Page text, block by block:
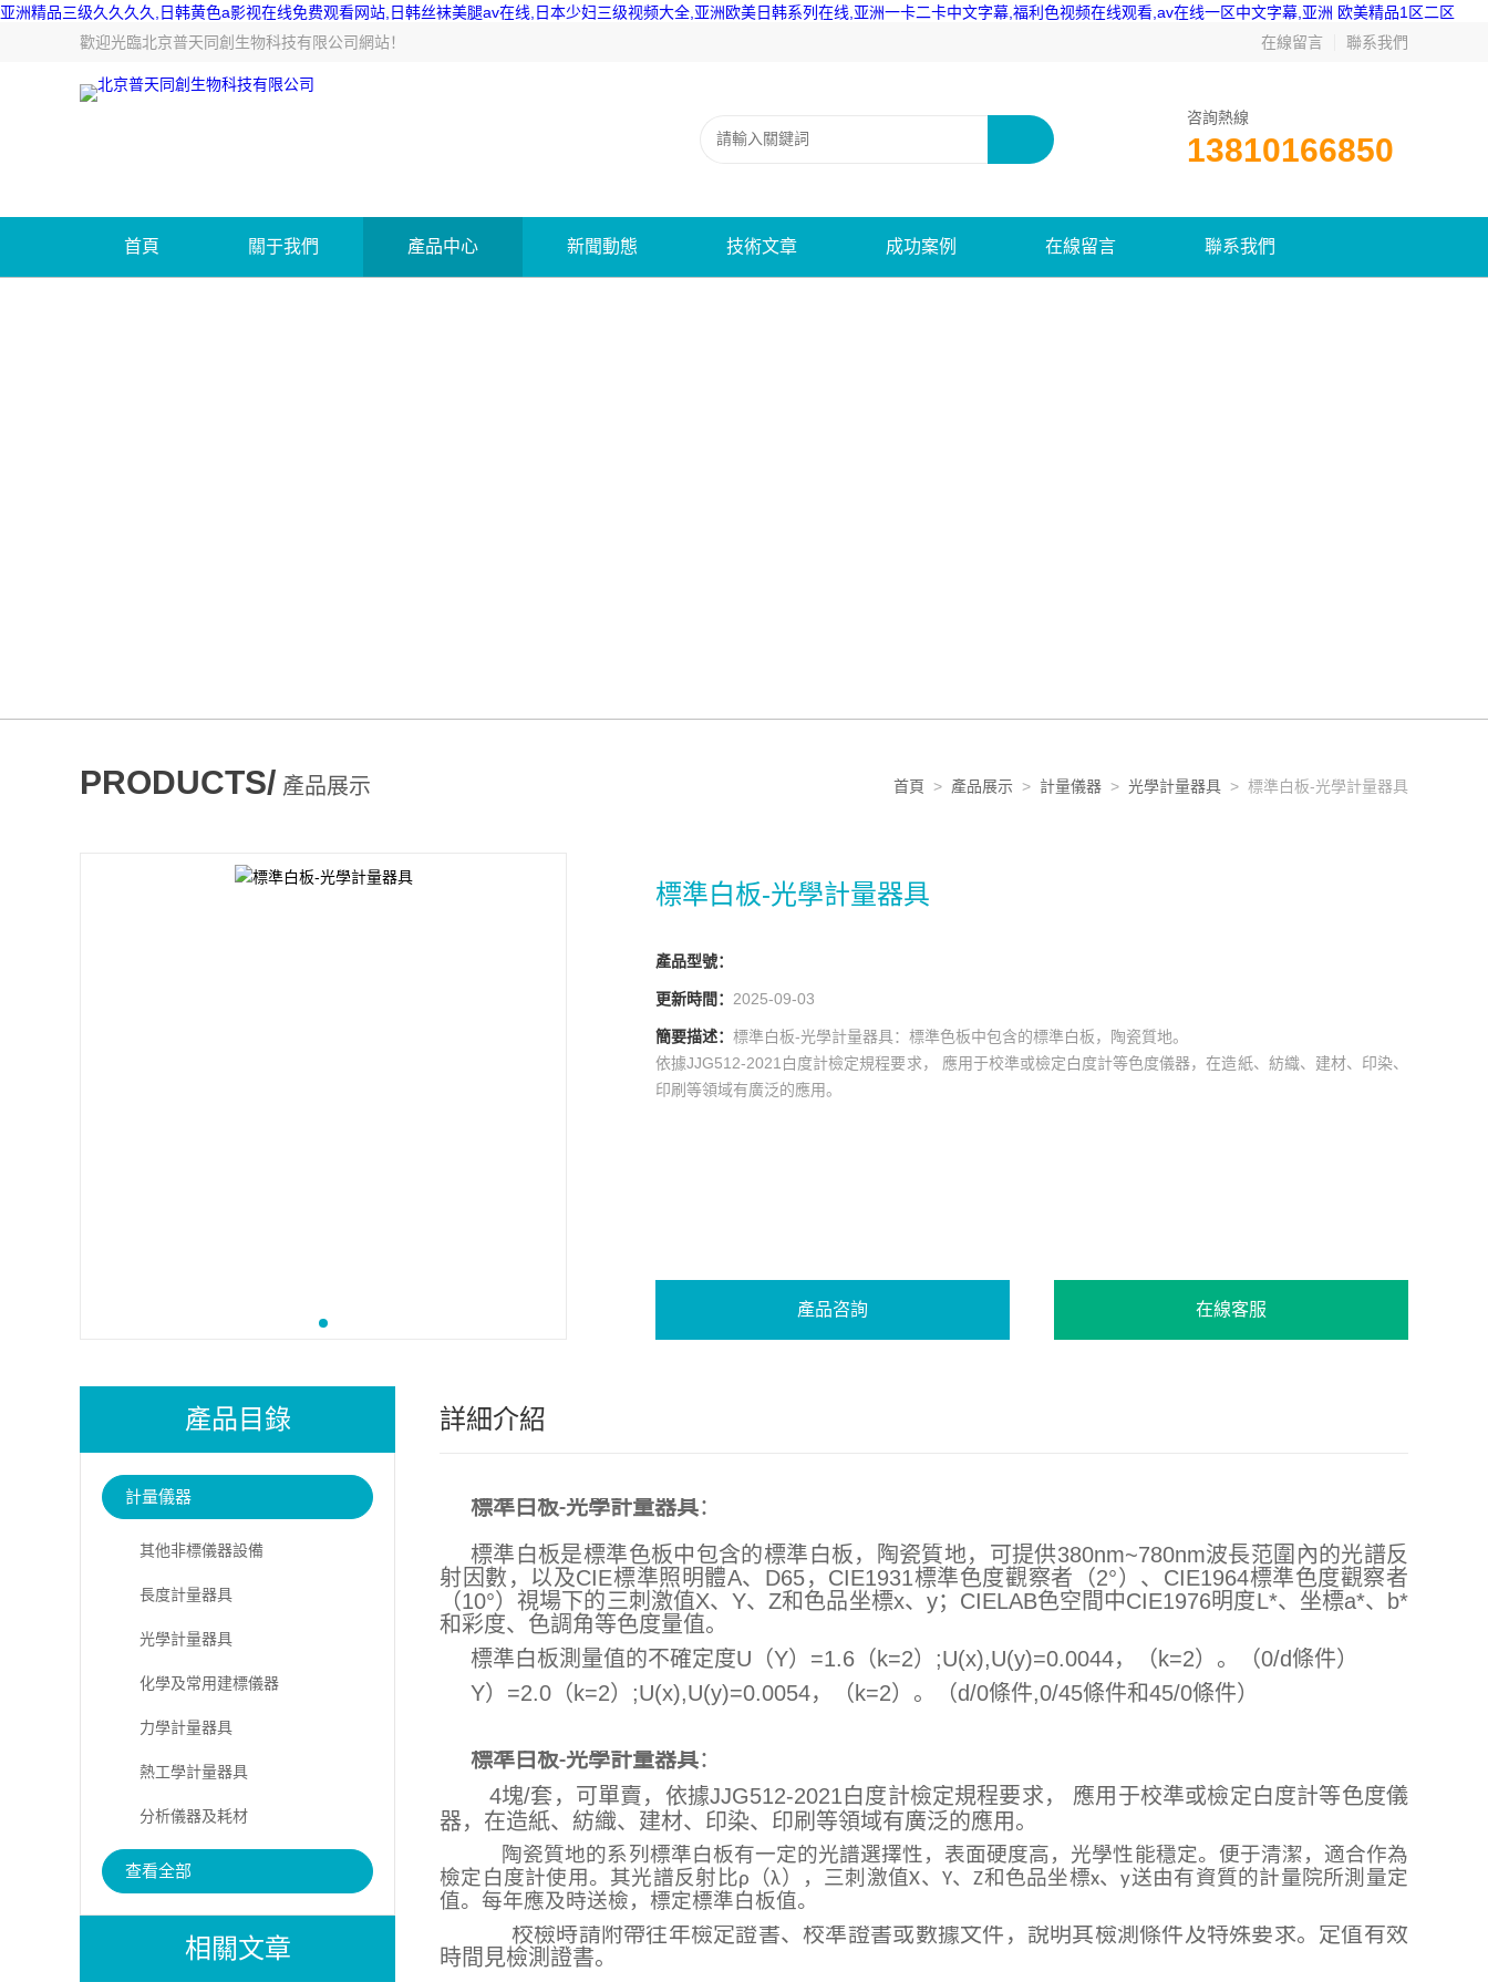
亚洲精品三级久久久久,日韩黄色a影视在线免费观看网站,日韩丝袜美腿av在线,日本少妇三级视频大全,亚洲欧美日韩系列在线,亚洲一卡二卡中文字幕,福利色视频在线观看,av在线一区中文字幕,亚洲 欧美精品1区二区
歡迎光臨北京普天同創生物科技有限公司網站！ 在線留言 聯系我們
咨詢熱線
13810166850
首頁 關于我們 產品中心 新聞動態 技術文章 成功案例 在線留言 聯系我們
PRODUCTS/ 產品展示 首頁 > 產品展示 > 計量儀器 > 光學計量器具 > 標準白板-光學計量器具
標準白板-光學計量器具
產品型號：
更新時間： 2025-09-03
簡要描述： 標準白板-光學計量器具：標準色板中包含的標準白板，陶瓷質地。
依據JJG512-2021白度計檢定規程要求， 應用于校準或檢定白度計等色度儀器，在造紙、紡織、建材、印染、
印刷等領域有廣泛的應用。
產品咨詢 在線客服
產品目錄
計量儀器
其他非標儀器設備
長度計量器具
光學計量器具
化學及常用建標儀器
力學計量器具
熱工學計量器具
分析儀器及耗材
查看全部
相關文章
詳細介紹
標準白板-光學計量器具：
標準白板是標準色板中包含的標準白板，陶瓷質地，可提供380nm~780nm波長范圍內的光譜反
射因數，以及CIE標準照明體A、D65，CIE1931標準色度觀察者（2°）、CIE1964標準色度觀察者
（10°）視場下的三刺激值X、Y、Z和色品坐標x、y；CIELAB色空間中CIE1976明度L*、坐標a*、b*
和彩度、色調角等色度量值。
標準白板測量值的不確定度U（Y）=1.6（k=2）;U(x),U(y)=0.0044，（k=2）。（0/d條件）
Y）=2.0（k=2）;U(x),U(y)=0.0054，（k=2）。（d/0條件,0/45條件和45/0條件）
標準白板-光學計量器具：
4塊/套，可單賣，依據JJG512-2021白度計檢定規程要求， 應用于校準或檢定白度計等色度儀
器，在造紙、紡織、建材、印染、印刷等領域有廣泛的應用。
陶瓷質地的系列標準白板有一定的光譜選擇性，表面硬度高，光學性能穩定。便于清潔，適合作為
檢定白度計使用。 其光譜反射比ρ（λ），三刺激值X、Y、Z和色品坐標x、y送由有資質的計量院所測量定
值。每年應及時送檢，標定標準白板值。
校檢時請附帶往年檢定證書、校準證書或數據文件，說明其檢測條件及特殊要求。定值有效
時間見檢測證書。